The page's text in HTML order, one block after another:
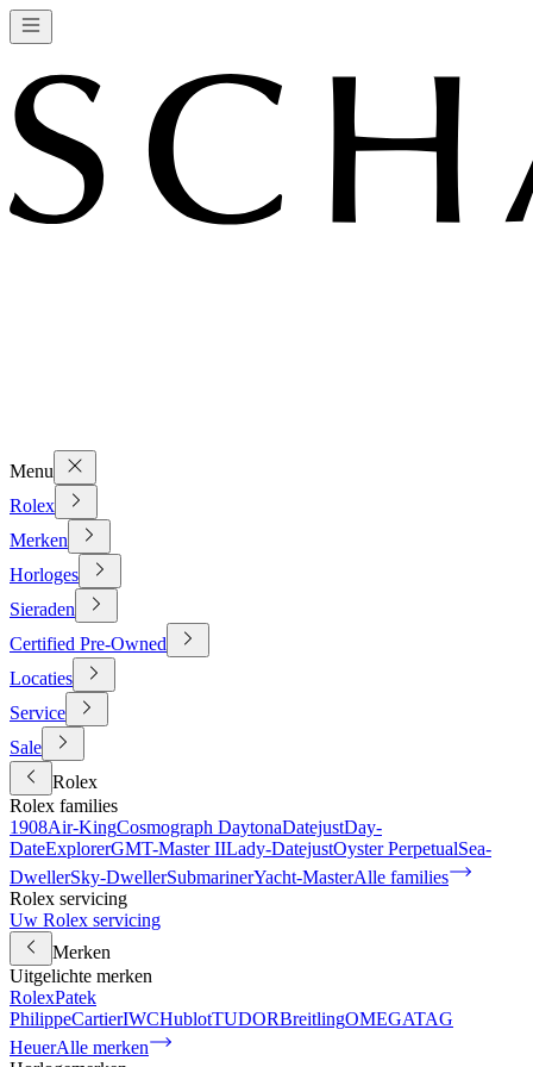
Menu
Rolex
Merken
Horloges
Sieraden
Certified Pre-Owned
Locaties
Service
Sale
Rolex
Rolex families
1908Air-KingCosmograph DaytonaDatejustDay-
DateExplorerGMT-Master IILady-DatejustOyster PerpetualSea-
DwellerSky-DwellerSubmarinerYacht-MasterAlle families
Rolex servicing
Uw Rolex servicing
Merken
Uitgelichte merken
RolexPatek
PhilippeCartierIWCHublotTUDORBreitlingOMEGATAG
HeuerAlle merken